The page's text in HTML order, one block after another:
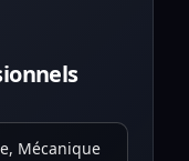
Mécanique